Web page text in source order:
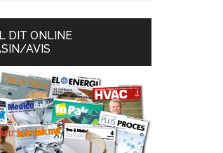
DIT ONLINE
AVIS